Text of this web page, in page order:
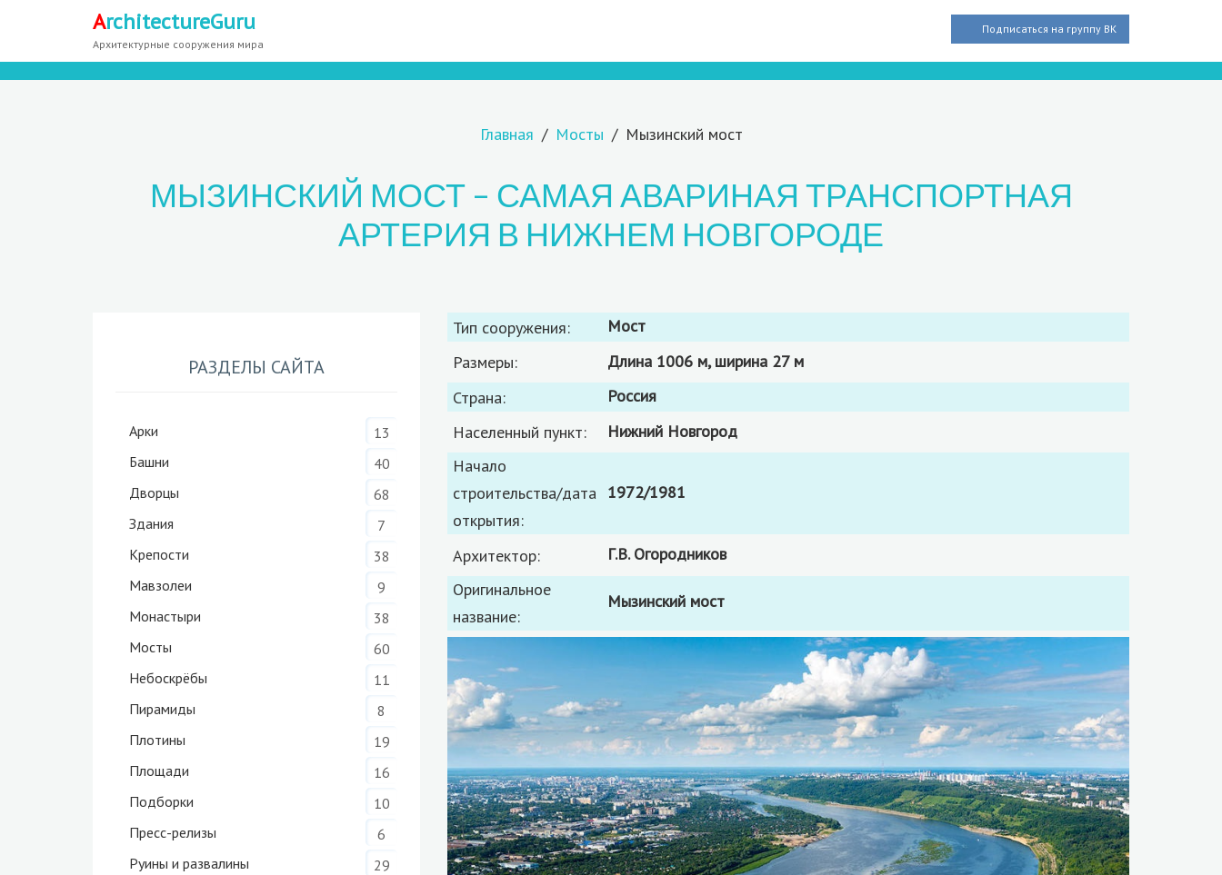
ArchitectureGuru
Архитектурные сооружения мира
Подписаться на группу ВК
Главная Мосты Мызинский мост
МЫЗИНСКИЙ МОСТ – САМАЯ АВАРИНАЯ ТРАНСПОРТНАЯ
АРТЕРИЯ В НИЖНЕМ НОВГОРОДЕ
Тип сооружения:
мост
Размеры:
длина 1006 м, ширина 27 м
Страна:
Россия
Населенный пункт:
Нижний Новгород
Начало
строительства/дата
открытия:
1972/1981
Архитектор:
Г.В. Огородников
Оригинальное
название:
Мызинский мост
РАЗДЕЛЫ САЙТА
Арки
13
Башни
40
Дворцы
68
Здания
7
Крепости
38
Мавзолеи
9
Монастыри
38
Мосты
60
Небоскрёбы
11
Пирамиды
8
Плотины
19
Площади
16
Подборки
10
Пресс-релизы
6
Руины и развалины
29